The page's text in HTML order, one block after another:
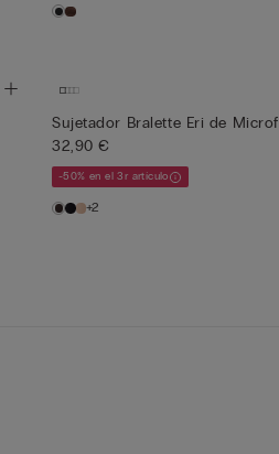
Sujetador Bralette Eri de
32,90 €
-50% en el 3r artículo
+2